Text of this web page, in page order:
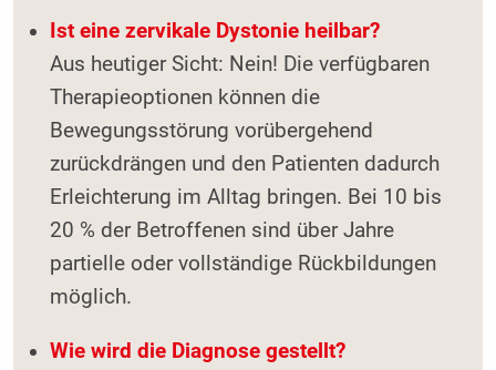
Ist eine zervikale Dystonie heilbar?
Aus heutiger Sicht: Nein! Die verfügbaren
Therapieoptionen können die
Bewegungsstörung vorübergehend
zurückdrängen und den Patienten dadurch
Erleichterung im Alltag bringen. Bei 10 bis
20 % der Betroffenen sind über Jahre
partielle oder vollständige Rückbildungen
möglich.
Wie wird die Diagnose gestellt?